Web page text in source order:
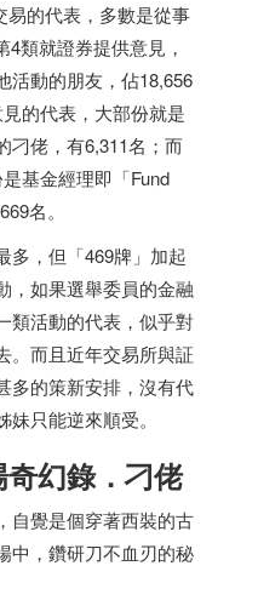
易的代表，多數是從事
類就證券提供意見，
活動的朋友，佔18,656
的代表，大部份就是
刁佬，有6,311名；而
基金經理即「Fund
名。
多，但「469牌」加起
，如果選舉委員的金融
類活動的代表，似乎對
。而且近年交易所與証
多的策新安排，沒有代
只能逆來順受。
奇幻錄．刁佬
自覺是個穿著西裝的古
中，鑽研刀不血刃的秘